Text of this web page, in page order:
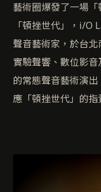
藝術圈爆發了一場
「頓挫世代」，i/O
聲音藝術家，於台
實驗聲響、數位影
的常態聲音藝術演
應「頓挫世代」的指